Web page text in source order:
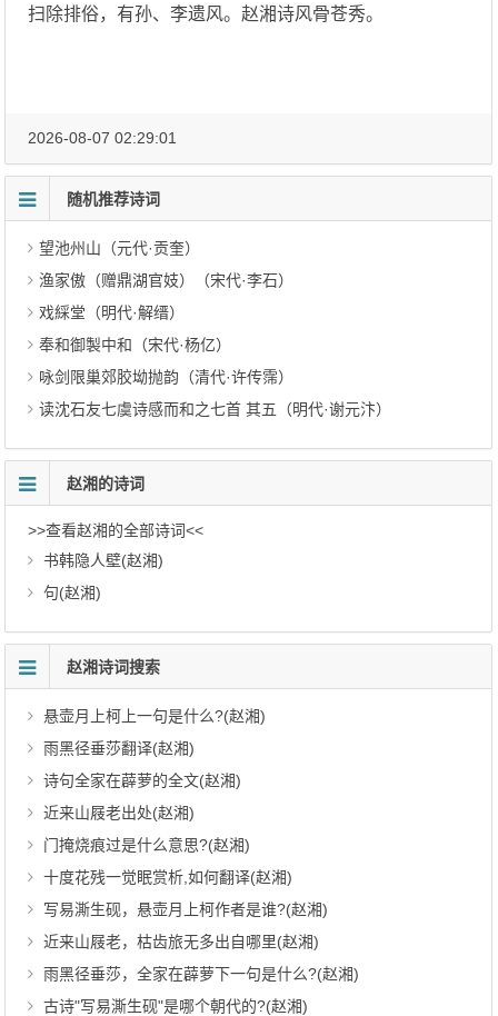
扫除排俗，有孙、李遗风。赵湘诗风骨苍秀。
2026-08-07 02:29:01
随机推荐诗词
望池州山（元代·贡奎）
渔家傲（赠鼎湖官妓）（宋代·李石）
戏綵堂（明代·解缙）
奉和御製中和（宋代·杨亿）
咏剑限巢郊胶坳抛韵（清代·许传霈）
读沈石友七虞诗感而和之七首 其五（明代·谢元汴）
赵湘的诗词
>>查看赵湘的全部诗词<<
书韩隐人壁(赵湘)
句(赵湘)
赵湘诗词搜索
悬壶月上柯上一句是什么?(赵湘)
雨黑径垂莎翻译(赵湘)
诗句全家在薜萝的全文(赵湘)
近来山屐老出处(赵湘)
门掩烧痕过是什么意思?(赵湘)
十度花残一觉眠赏析,如何翻译(赵湘)
写易澌生砚，悬壶月上柯作者是谁?(赵湘)
近来山屐老，枯齿旅无多出自哪里(赵湘)
雨黑径垂莎，全家在薜萝下一句是什么?(赵湘)
古诗"写易澌生砚"是哪个朝代的?(赵湘)